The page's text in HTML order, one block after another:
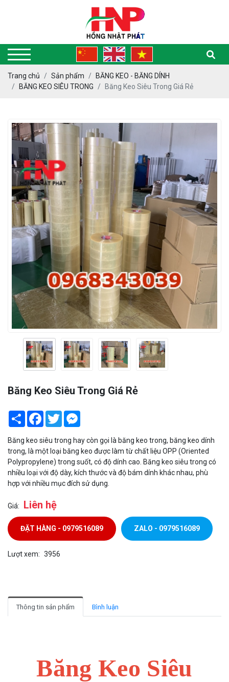
Trang chủ Sản phẩm
BĂNG KEO - BĂNG DÍNH
BĂNG KEO SIÊU TRONG
Băng Keo Siêu Trong Giá Rẻ
Băng Keo Siêu Trong Giá Rẻ
Share Facebook
Twitter
Băng keo siêu trong hay còn gọi là băng keo trong, băng keo dính
trong, là một loại băng keo được làm từ chất liệu OPP (Oriented
Polypropylene) trong suốt, có độ dính cao. Băng keo siêu trong có
nhiều loại với độ dày, kích thước và độ bám dính khác nhau, phù
hợp với nhiều mục đích sử dụng.
Giá: Liên hệ
ĐẶT HÀNG - 0979516089 ZALO - 0979516089
Lượt xem: 3956
Thông tin sản phẩm Bình luận
Băng Keo Siêu